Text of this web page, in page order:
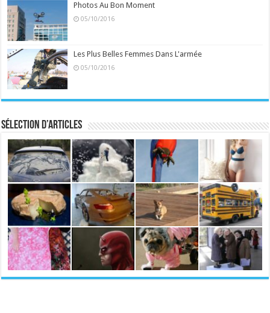
Photos Au Bon Moment
05/10/2016
Les Plus Belles Femmes Dans L'armée
05/10/2016
Sélection d’articles